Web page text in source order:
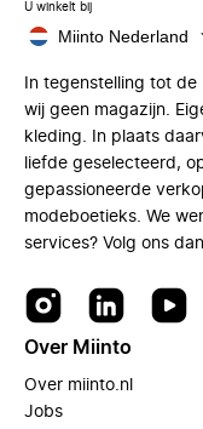
U winkelt bij
Miinto Nederland
In tegenstelling tot
wij geen magazijn.
kleding. In plaats
liefde geselecteerd,
gepassioneerde
modeboetieks. We
services? Volg ons
Over Miinto
Over miinto.nl
Jobs